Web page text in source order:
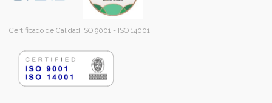
Certificado de Calidad ISO 9001 - ISO 14001